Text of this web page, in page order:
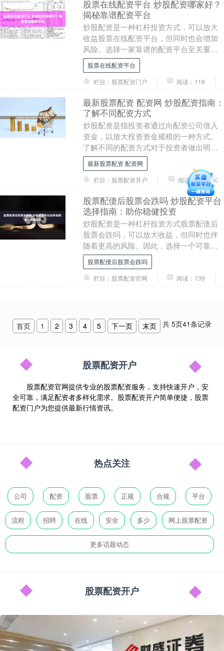
股票在线配资平台 炒股配资哪家好？
揭秘靠谱配资平台
炒股配资是一种杠杆投资方式，可以放大
收益股票在线配资平台，但同时也会增加
风险。选择一家靠谱的配资平台至关重
要。 * **放大投资资金：**配资公司提供资
金杠杆，....
股票在线配资平台
栏目：股票配资门户
阅读：118
最新股票配资 配资网 炒股配资指南：
了解不同配资方式
炒股配资是指投资者通过向配资公司借入
资金，以放大投资资金规模的一种方式。
了解不同的配资方式对于投资者做出明智
的决策至关重要。 * **资金杠杆：**放大投
资收益....
最新股票配资 配资网
栏目：股票配资开户
阅读：89
股票配债后股票会跌吗 炒股配资平台
选择指南：助你稳健投资
炒股配资是一种杠杆投资方式股票配债后
股票会跌吗，可以放大收益，但同时也伴
随着更高的风险。因此，选择一个可靠的
配资平台至关重要。以下指南将帮助你做
出明智的选择： ....
股票配债后股票会跌吗
栏目：股票配资官网
阅读：139
首页 1 2 3 4 5 下一页 末页 共5页41条记录
股票配资开户
股票配资官网提供专业的股票配资服务，支持快速开户，安
全可靠，满足配资者多样化需求。股票配资开户简单便捷，股票
配资门户为您提供最新行情资讯。
热点关注
公司 配资 股票 正规 合规 平台
流程 招聘 在线 安全 多少 网上股票配资
更多话题动态
股票配资开户